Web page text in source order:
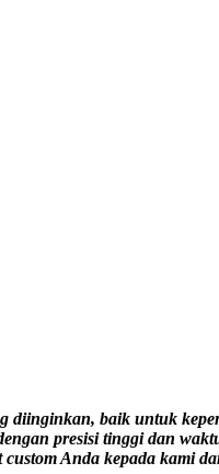
diinginkan, baik untuk
presisi tinggi dan
Anda kepada kami